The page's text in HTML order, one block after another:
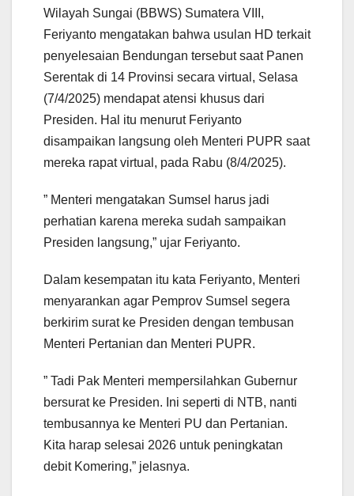
Wilayah Sungai (BBWS) Sumatera VIII,
Feriyanto mengatakan bahwa usulan HD terkait
penyelesaian Bendungan tersebut saat Panen
Serentak di 14 Provinsi secara virtual, Selasa
(7/4/2025) mendapat atensi khusus dari
Presiden. Hal itu menurut Feriyanto
disampaikan langsung oleh Menteri PUPR saat
mereka rapat virtual, pada Rabu (8/4/2025).
” Menteri mengatakan Sumsel harus jadi
perhatian karena mereka sudah sampaikan
Presiden langsung,” ujar Feriyanto.
Dalam kesempatan itu kata Feriyanto, Menteri
menyarankan agar Pemprov Sumsel segera
berkirim surat ke Presiden dengan tembusan
Menteri Pertanian dan Menteri PUPR.
” Tadi Pak Menteri mempersilahkan Gubernur
bersurat ke Presiden. Ini seperti di NTB, nanti
tembusannya ke Menteri PU dan Pertanian.
Kita harap selesai 2026 untuk peningkatan
debit Komering,” jelasnya.